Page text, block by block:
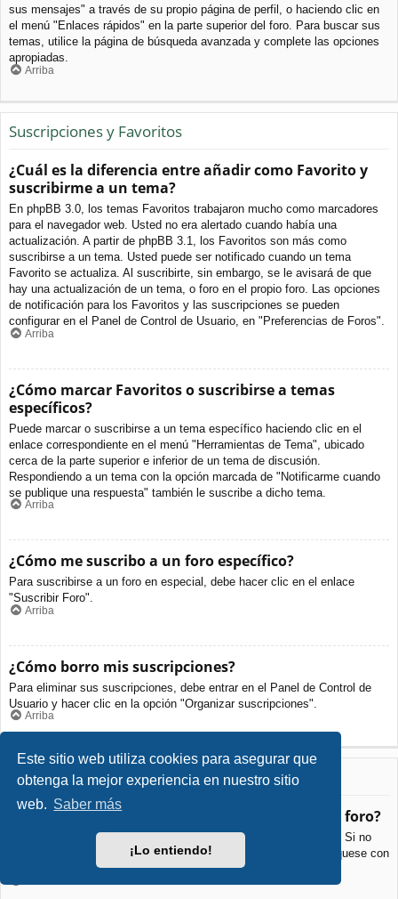
Este sitio web utiliza cookies para asegurar que
obtenga la mejor experiencia en nuestro sitio
web. Saber más
¡Lo entiendo!
sus mensajes" a través de su propio página de perfil, o haciendo clic en
el menú "Enlaces rápidos" en la parte superior del foro. Para buscar sus
temas, utilice la página de búsqueda avanzada y complete las opciones
apropiadas.
Arriba
Suscripciones y Favoritos
¿Cuál es la diferencia entre añadir como Favorito y
suscribirme a un tema?
En phpBB 3.0, los temas Favoritos trabajaron mucho como marcadores
para el navegador web. Usted no era alertado cuando había una
actualización. A partir de phpBB 3.1, los Favoritos son más como
suscribirse a un tema. Usted puede ser notificado cuando un tema
Favorito se actualiza. Al suscribirte, sin embargo, se le avisará de que
hay una actualización de un tema, o foro en el propio foro. Las opciones
de notificación para los Favoritos y las suscripciones se pueden
configurar en el Panel de Control de Usuario, en "Preferencias de Foros".
Arriba
¿Cómo marcar Favoritos o suscribirse a temas
específicos?
Puede marcar o suscribirse a un tema específico haciendo clic en el
enlace correspondiente en el menú "Herramientas de Tema", ubicado
cerca de la parte superior e inferior de un tema de discusión.
Respondiendo a un tema con la opción marcada de "Notificarme cuando
se publique una respuesta" también le suscribe a dicho tema.
Arriba
¿Cómo me suscribo a un foro específico?
Para suscribirse a un foro en especial, debe hacer clic en el enlace
"Suscribir Foro".
Arriba
¿Cómo borro mis suscripciones?
Para eliminar sus suscripciones, debe entrar en el Panel de Control de
Usuario y hacer clic en la opción "Organizar suscripciones".
Arriba
Archivos Adjuntos
¿Qué archivos adjuntos son permitidos en este foro?
Cada foro puede permitir o no ciertos tipos de archivos adjuntos. Si no
está seguro de que tipos de archivos se pueden cargar, comuníquese con
La Administración para obtener más información.